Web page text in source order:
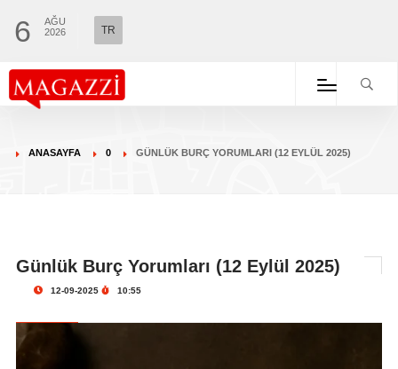
6
AĞU
2026
TR
ANASAYFA 0 GÜNLÜK BURÇ YORUMLARI (12 EYLÜL 2025)
Günlük Burç Yorumları (12 Eylül 2025)
12-09-2025 10:55